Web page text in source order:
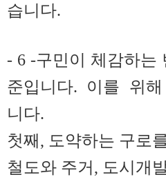
습니다.
- 6 -구민이 체감하
준입니다. 이를 위
니다.
첫째, 도약하는 구로
철도와 주거, 도시개